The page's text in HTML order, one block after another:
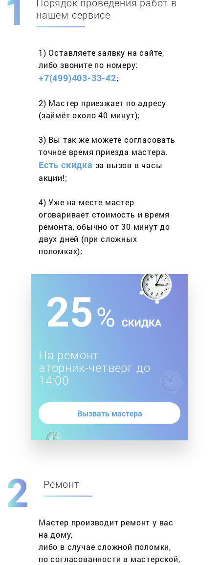
Скидка при первомзаказе на адрес
составит 15%
Работаем более 10 лет
весь спектр услуг
нашем сервисе
1) Оставляете заявку на сайте,
либо звоните по номеру:
+7(499)403-33-42;
2) Мастер приезжает по адресу
(займёт около 40 минут);
3) Вы так же можете согласовать
точное время приезда мастера.
Есть скидка за вызов в часы
акции!;
4) Уже на месте мастер
оговаривает стоимость и время
ремонта, обычно от 30 минут до
двух дней (при сложных
поломках);
На ремонт
вторник-четверг до
14:00
Вызвать мастера
Ремонт
Мастер производит ремонт у вас
на дому,
либо в случае сложной поломки,
по согласованности в мастерской,